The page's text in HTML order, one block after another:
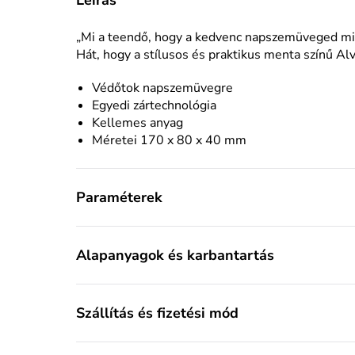
„Mi a teendő, hogy a kedvenc napszemüveged
Hát, hogy a stílusos és praktikus menta színű
Védőtok napszemüvegre
Egyedi zártechnológia
Kellemes anyag
Méretei 170 x 80 x 40 mm
Paraméterek
Alapanyagok és karbantartás
Szállítás és fizetési mód